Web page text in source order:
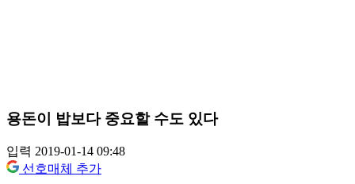
용돈이 밥보다 중요할 수도 있다
입력 2019-01-14 09:48
선호매체 추가